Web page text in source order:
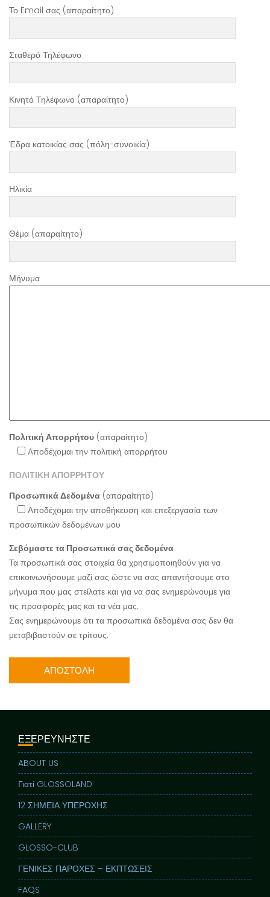
Το Email σας (απαραίτητο)
Σταθερό Τηλέφωνο
Κινητό Τηλέφωνο (απαραίτητο)
Έδρα κατοικίας σας (πόλη-συνοικία)
Ηλικία
Θέμα (απαραίτητο)
Μήνυμα
Πολιτική Απορρήτου (απαραίτητο)
Aποδέχομαι την πολιτική απορρήτου
ΠΟΛΙΤΙΚΗ ΑΠΟΡΡΗΤΟΥ
Προσωπικά Δεδομένα (απαραίτητο)
Αποδέχομαι την αποθήκευση και επεξεργασία των
προσωπικών δεδομένων μου
Σεβόμαστε τα Προσωπικά σας δεδομένα
Τα προσωπικά σας στοιχεία θα χρησιμοποιηθούν για να
επικοινωνήσουμε μαζί σας ώστε να σας απαντήσουμε στο
μήνυμα που μας στείλατε και για να σας ενημερώνουμε για
τις προσφορές μας και τα νέα μας.
Σας ενημερώνουμε ότι τα προσωπικά δεδομένα σας δεν θα
μεταβιβαστούν σε τρίτους.
ΕΞΕΡΕΥΝΗΣΤΕ
ABOUT US
Γιατί GLOSSOLAND
12 ΣΗΜΕΙΑ ΥΠΕΡΟΧΗΣ
GALLERY
GLOSSO-CLUB
ΓΕΝΙΚΕΣ ΠΑΡΟΧΕΣ – ΕΚΠΤΩΣΕΙΣ
FAQS